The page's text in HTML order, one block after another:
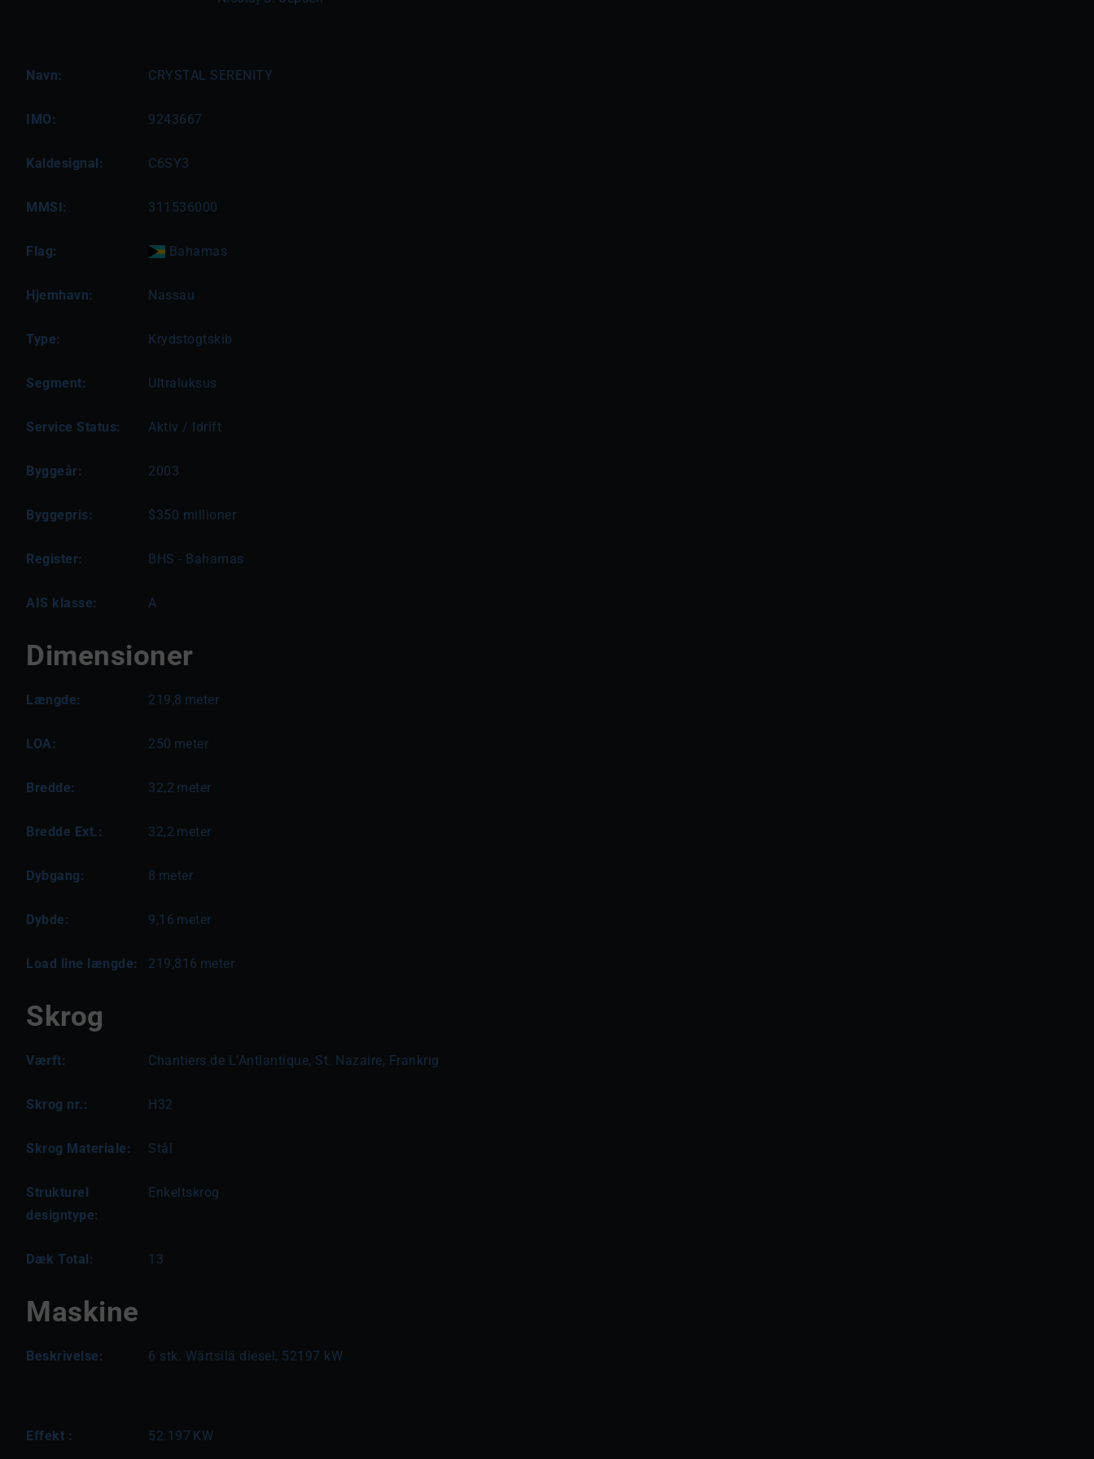
Navn: CRYSTAL SERENITY
IMO: 9243667
Kaldesignal: C6SY3
MMSI: 311536000
Flag: Bahamas
Hjemhavn: Nassau
Type: Krydstogtskib
Segment: Ultraluksus
Service Status: Aktiv / Idrift
Byggeår: 2003
Byggepris: $350 millioner
Register: BHS - Bahamas
AIS klasse: A
Dimensioner
Længde: 219,8 meter
LOA: 250 meter
Bredde: 32,2 meter
Bredde Ext.: 32,2 meter
Dybgang: 8 meter
Dybde: 9,16 meter
Load line længde: 219,816 meter
Skrog
Værft: Chantiers de L’Antlantique, St. Nazaire, Frankrig
Skrog nr.: H32
Skrog Materiale: Stål
Strukturel
designtype:
Enkeltskrog
Dæk Total: 13
Maskine
Beskrivelse: 6 stk. Wärtsilä diesel, 52197 kW
Effekt : 52.197 KW